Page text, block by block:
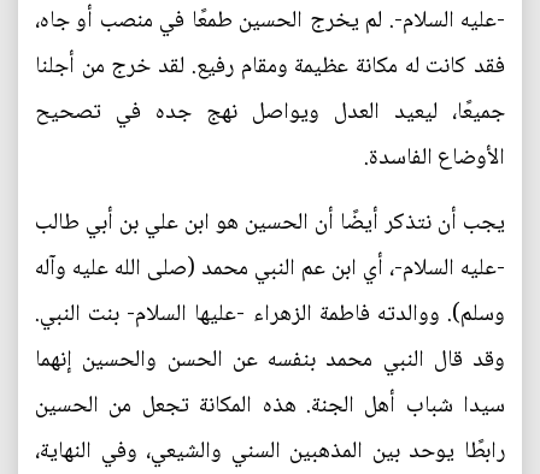
-عليه السلام-. لم يخرج الحسين طمعًا في منصب أو جاه،
فقد كانت له مكانة عظيمة ومقام رفيع. لقد خرج من أجلنا
جميعًا، ليعيد العدل ويواصل نهج جده في تصحيح
الأوضاع الفاسدة.
يجب أن نتذكر أيضًا أن الحسين هو ابن علي بن أبي طالب
-عليه السلام-، أي ابن عم النبي محمد (صلى الله عليه وآله
وسلم). ووالدته فاطمة الزهراء -عليها السلام- بنت النبي.
وقد قال النبي محمد بنفسه عن الحسن والحسين إنهما
سيدا شباب أهل الجنة. هذه المكانة تجعل من الحسين
رابطًا يوحد بين المذهبين السني والشيعي، وفي النهاية،